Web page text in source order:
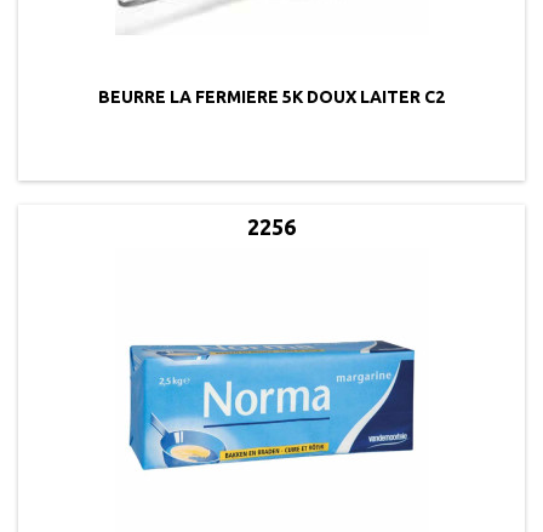
BEURRE LA FERMIERE 5K DOUX LAITER C2
2256